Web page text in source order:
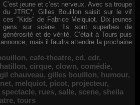
C’est jeune et c’est nerveux. Avec sa troupe
du JTRC*, Gilles Bouillon saisit sur le vif
ces "Kids" de Fabrice Melquiot. Dix jeunes
gens sur scène. Ils sont superbes de
générosité et de vérité. C’était à Tours puis
mais il faudra attendre la prochaine
, cafe-theatre, cd, cdr,
, cirque, clown, comédie,
gil chauveau, gilles bouillon, humour,
, melquiot, picot, projecteur,
, rues, salle, scene, sheila
, tours